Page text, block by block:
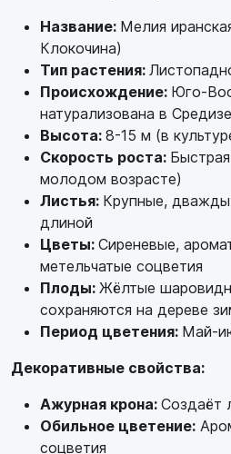
Название: Мелия
Клокочина)
Тип растения:
Происхождение: Юго-
натурализована в
Высота: 8-15 м (в
Скорость роста:
молодом возрасте)
Листья: Крупные,
длиной
Цветы: Сиреневые,
метельчатые соцветия
Плоды: Жёлтые
сохраняются на дереве
Период цветения: Май-
Декоративные свойства:
Ажурная крона: Создаёт
Обильное цветение:
соцветия